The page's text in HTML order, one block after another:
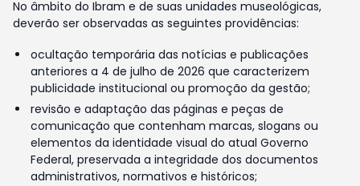
No âmbito do Ibram e de suas unidades museológicas,
deverão ser observadas as seguintes providências:
ocultação temporária das notícias e publicações
anteriores a 4 de julho de 2026 que caracterizem
publicidade institucional ou promoção da gestão;
revisão e adaptação das páginas e peças de
comunicação que contenham marcas, slogans ou
elementos da identidade visual do atual Governo
Federal, preservada a integridade dos documentos
administrativos, normativos e históricos;